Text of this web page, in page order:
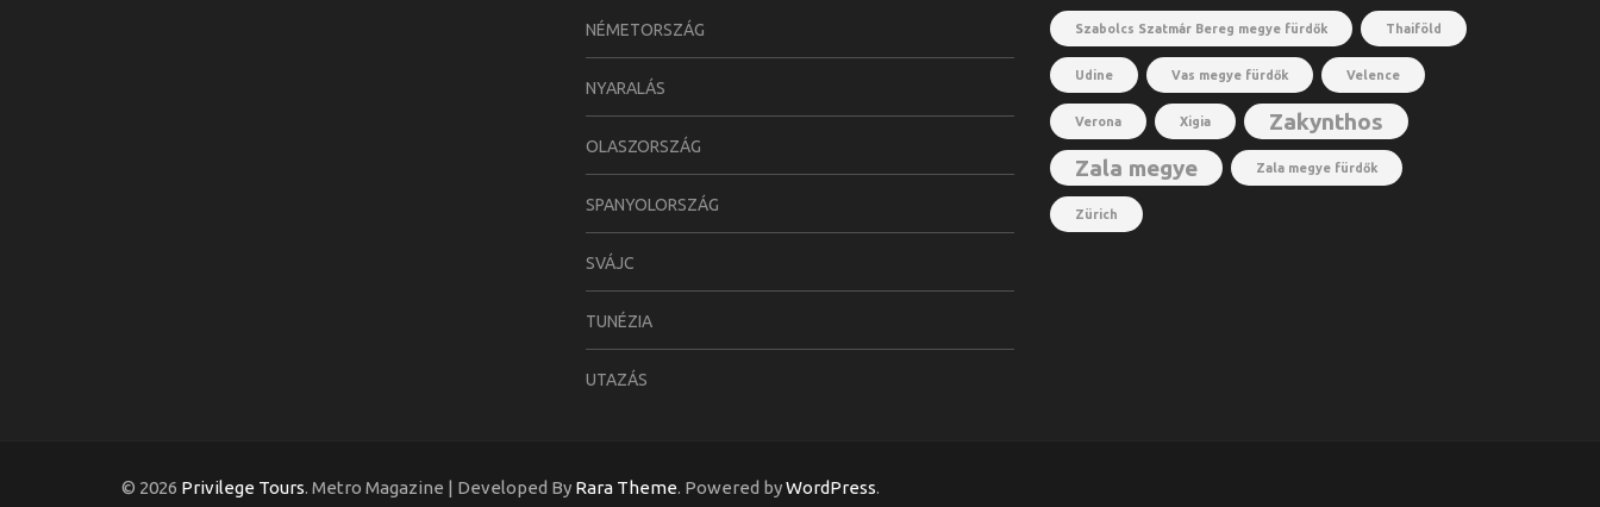
NÉMETORSZÁG
NYARALÁS
OLASZORSZÁG
SPANYOLORSZÁG
SVÁJC
TUNÉZIA
UTAZÁS
Szabolcs Szatmár Bereg megye fürdők Thaiföld
Udine Vas megye fürdők Velence
Verona Xigia
Zakynthos
Zala megye
Zala megye fürdők
Zürich
© 2026 Privilege Tours. Metro Magazine | Developed By Rara Theme. Powered byWordPress.